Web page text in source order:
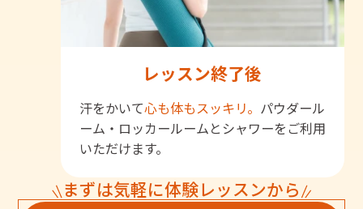
レッスン終了後
汗をかいて心も体もスッキリ。 パウダール
ーム・ロッカールームとシャワーをご利用
いただけます。
まずは気軽に体験レッスンから